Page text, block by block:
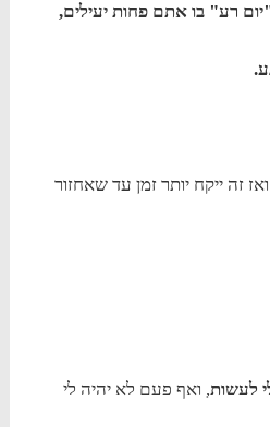
רע" בו אתם פחות יעילים,
זה ייקח יותר זמן עד שאחזור
לעשות, ואף פעם לא יהיה לי